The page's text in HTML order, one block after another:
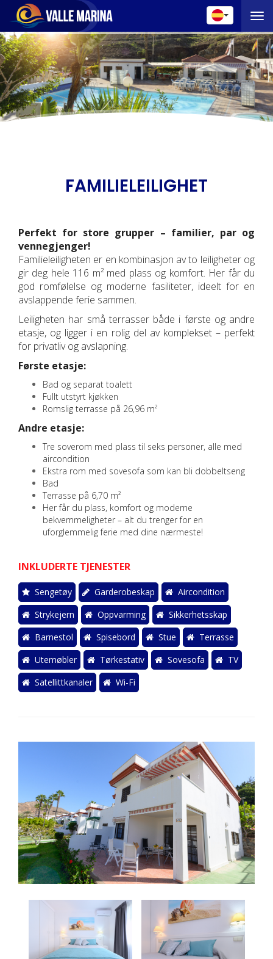
FAMILIELEILIGHET
Perfekt for store grupper – familier, par og
vennegjenger!
Familieleiligheten er en kombinasjon av to leiligheter og
gir deg hele 116 m² med plass og komfort. Her får du
god romfølelse og moderne fasiliteter, ideelt for en
avslappende ferie sammen.
Leiligheten har små terrasser både i første og andre
etasje, og ligger i en rolig del av komplekset – perfekt
for privatliv og avslapning.
Første etasje:
Bad og separat toalett
Fullt utstyrt kjøkken
Romslig terrasse på 26,96 m²
Andre etasje:
Tre soverom med plass til seks personer, alle med
aircondition
Ekstra rom med sovesofa som kan bli dobbeltseng
Bad
Terrasse på 6,70 m²
Her får du plass, komfort og moderne
bekvemmeligheter – alt du trenger for en
uforglemmelig ferie med dine nærmeste!
INKLUDERTE TJENESTER
Sengetøy Garderobeskap
Aircondition
Strykejern
Oppvarming
Sikkerhetsskap
Barnestol
Spisebord Stue
Terrasse
Utemøbler
Tørkestativ Sovesofa
TV
Satellittkanaler
Wi-Fi